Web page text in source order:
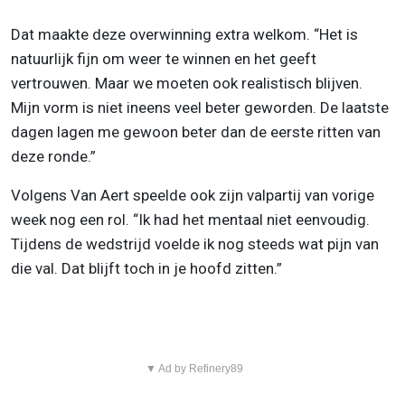
Dat maakte deze overwinning extra welkom. “Het is
natuurlijk fijn om weer te winnen en het geeft
vertrouwen. Maar we moeten ook realistisch blijven.
Mijn vorm is niet ineens veel beter geworden. De laatste
dagen lagen me gewoon beter dan de eerste ritten van
deze ronde.”
Volgens Van Aert speelde ook zijn valpartij van vorige
week nog een rol. “Ik had het mentaal niet eenvoudig.
Tijdens de wedstrijd voelde ik nog steeds wat pijn van
die val. Dat blijft toch in je hoofd zitten.”
▼ Ad by Refinery89